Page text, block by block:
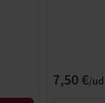
7,50 €